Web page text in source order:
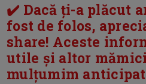
✔️ Dacă ți-a plăcut
fost de folos,
share! Aceste
utile și altor
mulțumim